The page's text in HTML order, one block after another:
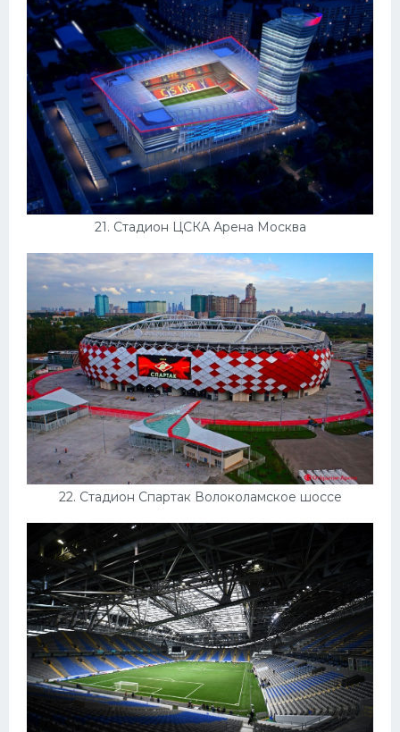
21. Стадион ЦСКА Арена Москва
22. Стадион Спартак Волоколамское шоссе